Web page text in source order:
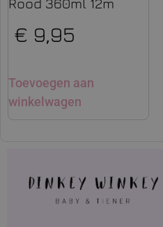
€ 9,95
Toevoegen aan
winkelwagen